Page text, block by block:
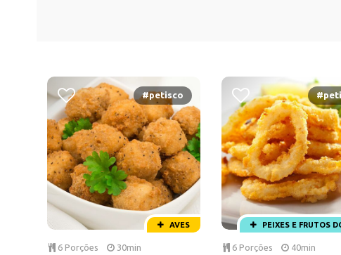
#petisco
AVES
6 Porções 30min
PEIXES E FRUTOS
6 Porções 40min